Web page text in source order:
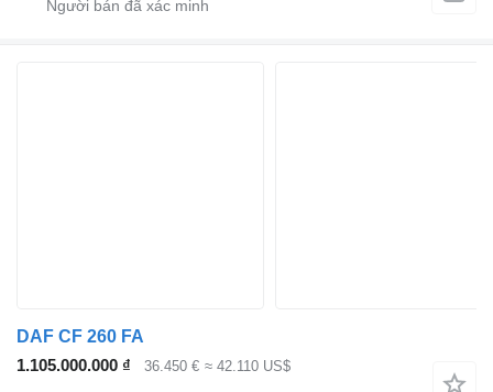
DAF CF 260 FA
1.105.000.000 ₫
36.450 € ≈ 42.110 US$